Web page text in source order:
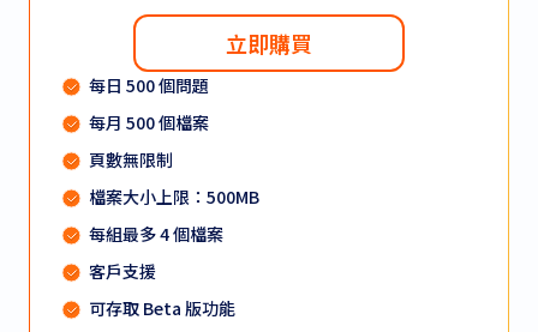
立即購買
每日 500 個問題
每月 500 個檔案
頁數無限制
檔案大小上限：500MB
每組最多 4 個檔案
客戶支援
可存取 Beta 版功能